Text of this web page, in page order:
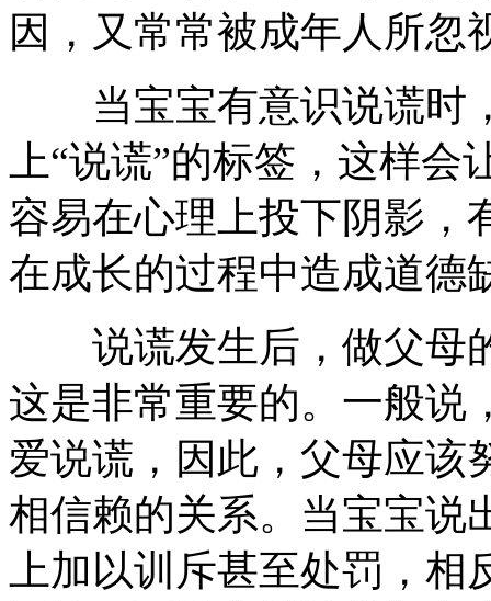
因，又常常被成年人所忽
当宝宝有意识说谎时
上“说谎”的标签，这样
容易在心理上投下阴影，
在成长的过程中造成道德
说谎发生后，做父母
这是非常重要的。一般说
爱说谎，因此，父母应该
相信赖的关系。当宝宝说
上加以训斥甚至处罚，